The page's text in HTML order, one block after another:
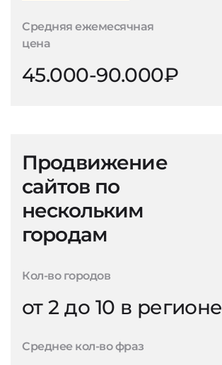
Средняя ежемесячная
цена
45.000-90.000₽
Продвижение
сайтов по
нескольким
городам
Кол-во городов
от 2 до 10 в регионе
Среднее кол-во фраз